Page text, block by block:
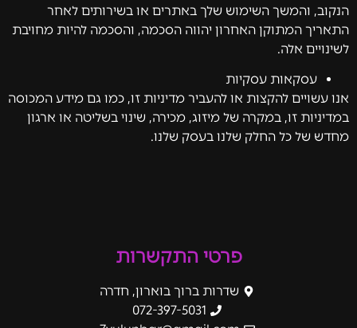
הנקוב, והמשך השימוש שלך באתרים או בשירותים לאחר
התאריך המתוקן האחרון יהווה הסכמה, והסכמה להיות מחויבת
לשינויים אלה.
עסקאות עסקיות
אנו עשויים להקצות או להעביר מדיניות זו, כמו גם מידע המכוסה
במדיניות זו, במקרה של מיזוג, מכירה, שינוי בשליטה או ארגון
מחדש של כל החלק שלנו בעסק שלנו.
פרטי התקשרות
שדרות ברוך בוארון, חדרה
072-397-5031